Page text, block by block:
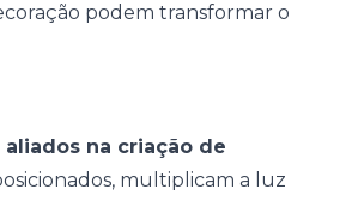
podem transformar o
aliados na criação de
multiplicam a luz